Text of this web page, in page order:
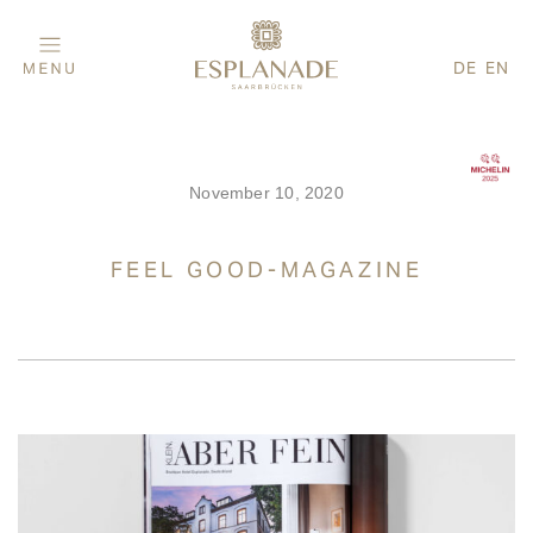
DE EN
November 10, 2020
FEEL GOOD-MAGAZINE